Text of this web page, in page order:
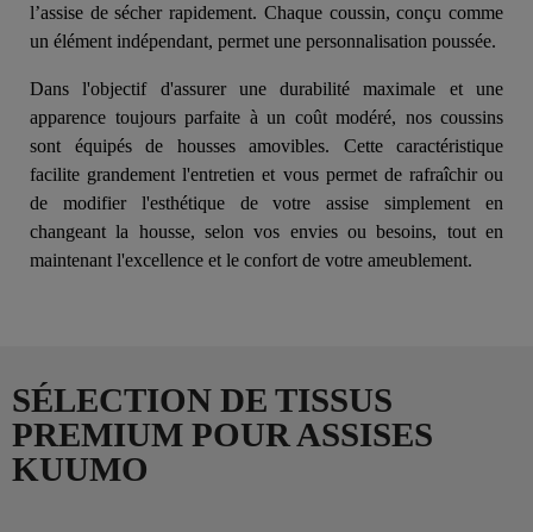
l’assise de sécher rapidement. Chaque coussin, conçu comme
un élément indépendant, permet une personnalisation poussée.
Dans l'objectif d'assurer une durabilité maximale et une
apparence toujours parfaite à un coût modéré, nos coussins
sont équipés de housses amovibles. Cette caractéristique
facilite grandement l'entretien et vous permet de rafraîchir ou
de modifier l'esthétique de votre assise simplement en
changeant la housse, selon vos envies ou besoins, tout en
maintenant l'excellence et le confort de votre ameublement.
SÉLECTION DE TISSUS
PREMIUM POUR ASSISES
KUUMO